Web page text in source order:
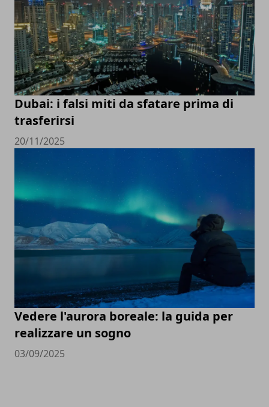
Dubai: i falsi miti da sfatare prima di
trasferirsi
20/11/2025
Vedere l'aurora boreale: la guida per
realizzare un sogno
03/09/2025